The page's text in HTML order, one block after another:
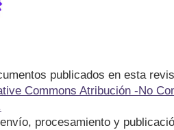
publicados en esta
Commons Atribución -No
procesamiento y